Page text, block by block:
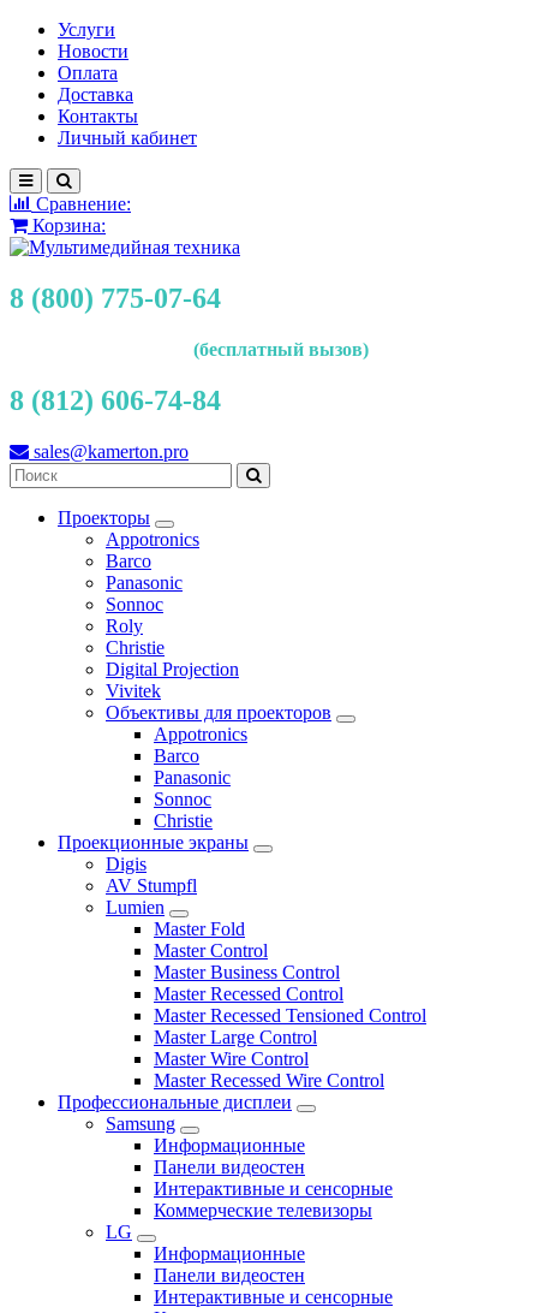
Услуги
Новости
Оплата
Доставка
Контакты
Личный кабинет
Сравнение:
Корзина:
8 (800) 775-07-64
(бесплатный вызов)
8 (812) 606-74-84
sales@kamerton.pro
Проекторы
Appotronics
Barco
Panasonic
Sonnoc
Roly
Christie
Digital Projection
Vivitek
Объективы для проекторов
Appotronics
Barco
Panasonic
Sonnoc
Сhristie
Проекционные экраны
Digis
AV Stumpfl
Lumien
Master Fold
Master Control
Master Business Control
Master Recessed Control
Master Recessed Tensioned Control
Master Large Control
Master Wire Control
Master Recessed Wire Control
Профессиональные дисплеи
Samsung
Информационные
Панели видеостен
Интерактивные и сенсорные
Коммерческие телевизоры
LG
Информационные
Панели видеостен
Интерактивные и сенсорные